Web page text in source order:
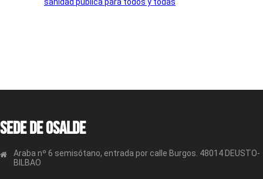
sanidad pública para todos y todas
Sede de OSALDE
Araba nº 6 semisótano, entrada por calle Burgos. 48014 DEUSTO-
BILBAO